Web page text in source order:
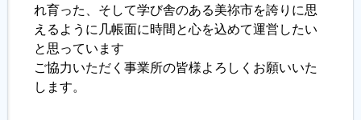
れ育った、そして学び舎のある美祢市を誇りに思
えるように几帳面に時間と心を込めて運営したい
と思っています
ご協力いただく事業所の皆様よろしくお願いいた
します。